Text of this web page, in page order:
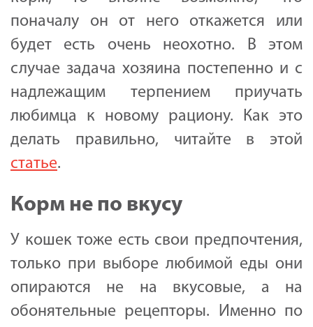
поначалу он от него откажется или
будет есть очень неохотно. В этом
случае задача хозяина постепенно и с
надлежащим терпением приучать
любимца к новому рациону. Как это
делать правильно, читайте в этой
статье.
Корм не по вкусу
У кошек тоже есть свои предпочтения,
только при выборе любимой еды они
опираются не на вкусовые, а на
обонятельные рецепторы. Именно по